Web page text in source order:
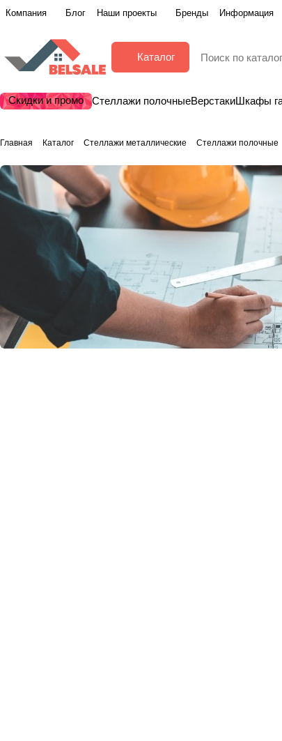
Компания Блог Наши проекты Бренды Информация
Каталог
Скидки и промо Стеллажи полочныеВерстакиШкафы
Главная Каталог Стеллажи металлические Стеллажи полочные